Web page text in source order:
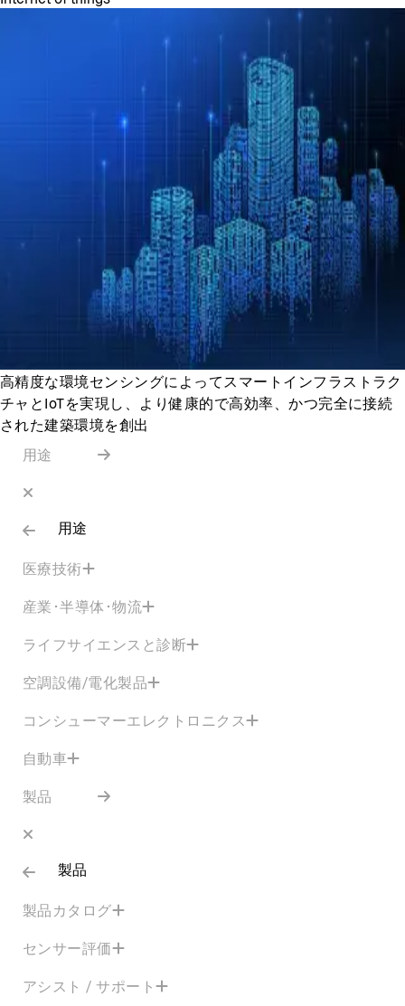
高精度な環境センシングによってスマートインフラストラク
チャとIoTを実現し、より健康的で高効率、かつ完全に接続
された建築環境を創出
用途
用途
医療技術
産業･半導体･物流
ライフサイエンスと診断
空調設備/電化製品
コンシューマーエレクトロニクス
自動車
製品
製品
製品カタログ
センサー評価
アシスト / サポート